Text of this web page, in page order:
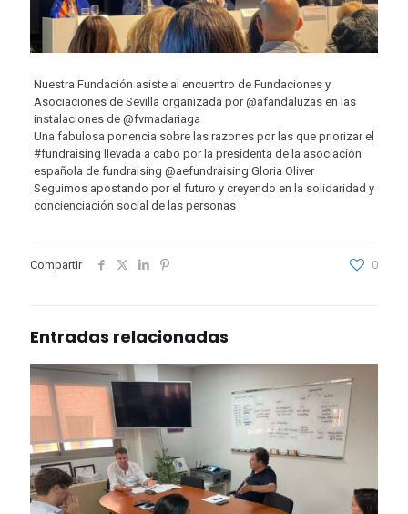
Nuestra Fundación asiste al encuentro de Fundaciones y
Asociaciones de Sevilla organizada por @afandaluzas en las
instalaciones de @fvmadariaga
Una fabulosa ponencia sobre las razones por las que priorizar el
#fundraising llevada a cabo por la presidenta de la asociación
española de fundraising @aefundraising Gloria Oliver
Seguimos apostando por el futuro y creyendo en la solidaridad y
concienciación social de las personas
Compartir 0
Entradas relacionadas